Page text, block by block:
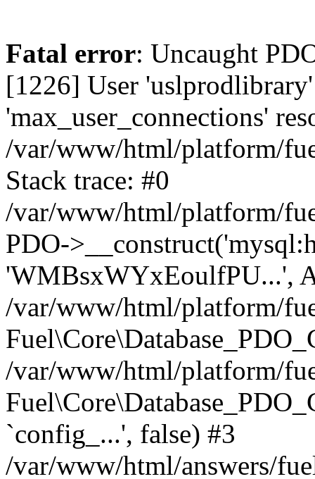
Fatal error: Uncaught
[1226] User 'uslprodlibrary'
'max_user_connections'
/var/www/html/platform/
Stack trace: #0
/var/www/html/platform/
PDO-
'WMBsxWYxEoulfPU...',
/var/www/html/platform/
/var/www/html/platform/
`config_...', false) #3
/var/www/html/answers/